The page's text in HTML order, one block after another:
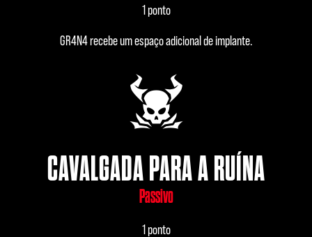
1 ponto
GR4N4 recebe um espaço adicional de implante.
CAVALGADA PARA A RUÍNA
Passivo
1 ponto